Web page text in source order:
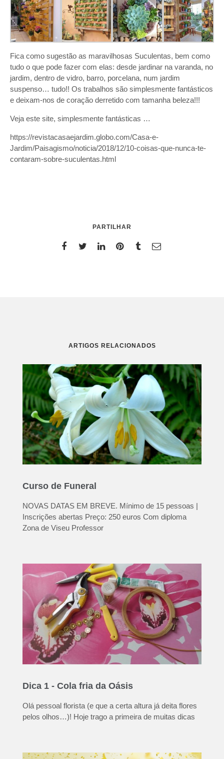
Fica como sugestão as maravilhosas Suculentas, bem como
tudo o que pode fazer com elas: desde jardinar na varanda, no
jardim, dentro de vidro, barro, porcelana, num jardim
suspenso… tudo!! Os trabalhos são simplesmente fantásticos
e deixam-nos de coração derretido com tamanha beleza!!!
Veja este site, simplesmente fantásticas …
https://revistacasaejardim.globo.com/Casa-e-
Jardim/Paisagismo/noticia/2018/12/10-coisas-que-nunca-te-
contaram-sobre-suculentas.html
PARTILHAR
ARTIGOS RELACIONADOS
Curso de Funeral
NOVAS DATAS EM BREVE. Mínimo de 15 pessoas |
Inscrições abertas Preço: 250 euros Com diploma
Zona de Viseu Professor
Dica 1 - Cola fria da Oásis
Olá pessoal florista (e que a certa altura já deita flores
pelos olhos…)! Hoje trago a primeira de muitas dicas